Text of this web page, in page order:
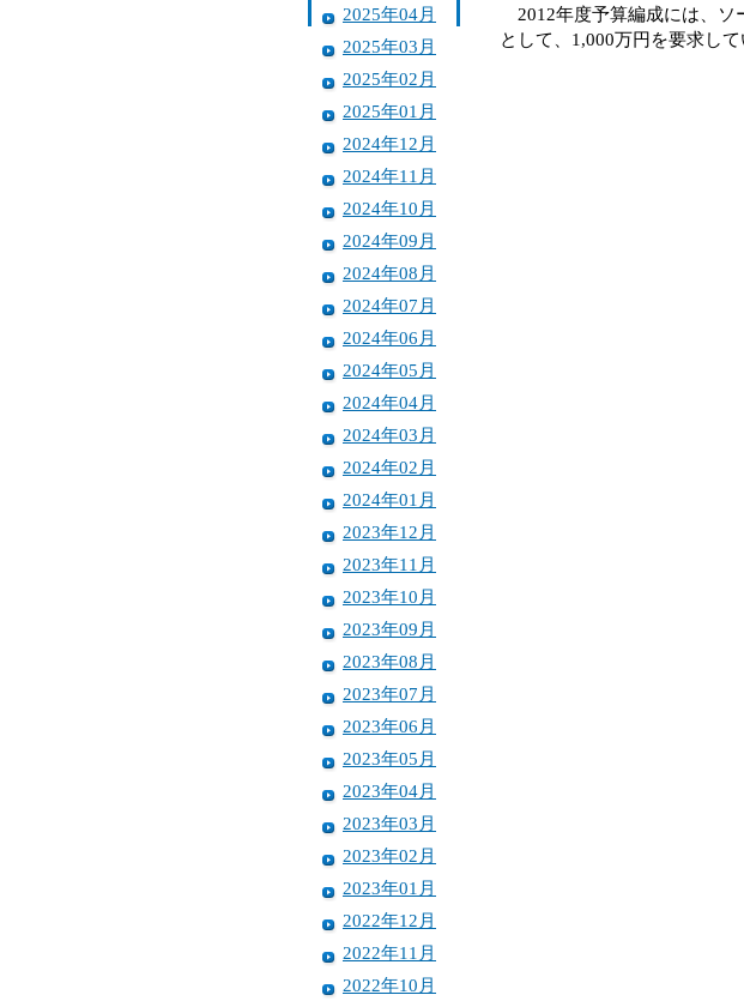
2025年04月
2025年03月
2025年02月
2025年01月
2024年12月
2024年11月
2024年10月
2024年09月
2024年08月
2024年07月
2024年06月
2024年05月
2024年04月
2024年03月
2024年02月
2024年01月
2023年12月
2023年11月
2023年10月
2023年09月
2023年08月
2023年07月
2023年06月
2023年05月
2023年04月
2023年03月
2023年02月
2023年01月
2022年12月
2022年11月
2022年10月
2012年度予算編成には、ソ
として、1,000万円を要求して